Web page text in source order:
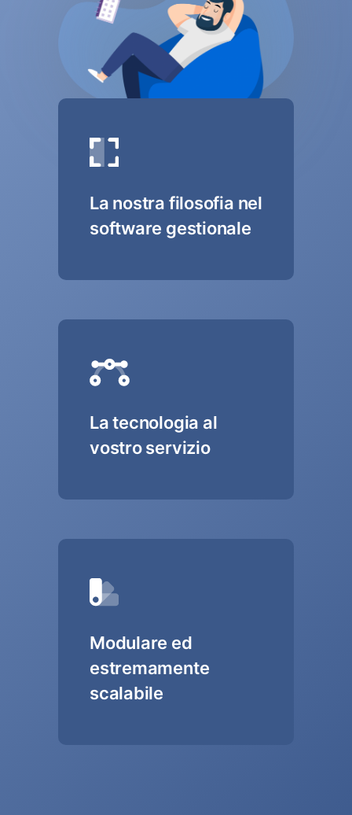
La nostra filosofia nel
software gestionale
La tecnologia al
vostro servizio
Modulare ed
estremamente
scalabile